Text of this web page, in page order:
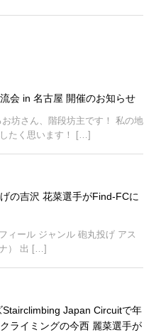
会 in 名古屋 開催のお知らせ
坊さん、階段坊主です！ 私の地
たく思います！ […]
の吉沢 花菜選手がFind-FCに
ィール ジャンル 砲丸投げ アス
） 出 […]
Japan Circuitで年
ライミングの今西 麗菜選手が